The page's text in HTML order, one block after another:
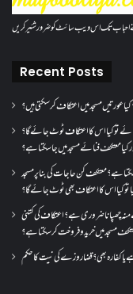
احباب تک اس ویب سائٹ کو ضرور شئیر کریں
Recent Posts
مسجد میں اعتکاف کر سکتی ہیں؟
تو کیا اس کا اعتکاف ٹوٹ جائے گا؟
کیا معتکف فنائے مسجد میں جا سکتا ہے؟
ہے؟معتکف کن حاجات کی بنا پر مسجد
کیا اس کا اعتکاف بھی ٹوٹ جائے گا؟
منہ چھپانا ضروری ہے؟اعتکاف کی کتنی
مسجد میں خرید و فروخت کر سکتا ہے؟
کفارہ بھی؟ قضا روزے کی نیت کا حکم